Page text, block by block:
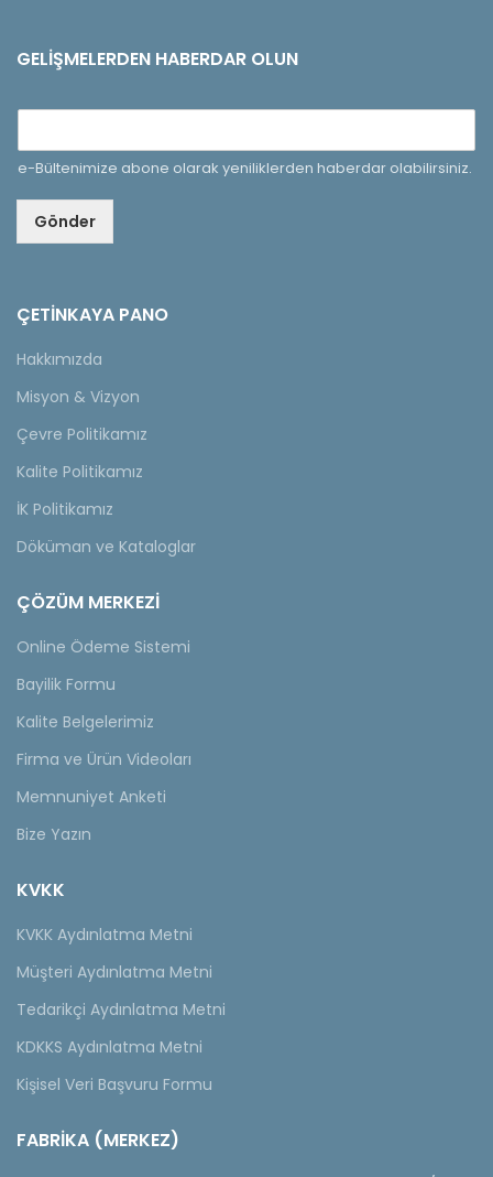
GELIŞMELERDEN HABERDAR OLUN
e-Bültenimize abone olarak yeniliklerden haberdar olabilirsiniz.
Gönder
ÇETINKAYA PANO
Hakkımızda
Misyon & Vizyon
Çevre Politikamız
Kalite Politikamız
İK Politikamız
Döküman ve Kataloglar
ÇÖZÜM MERKEZİ
Online Ödeme Sistemi
Bayilik Formu
Kalite Belgelerimiz
Firma ve Ürün Videoları
Memnuniyet Anketi
Bize Yazın
KVKK
KVKK Aydınlatma Metni
Müşteri Aydınlatma Metni
Tedarikçi Aydınlatma Metni
KDKKS Aydınlatma Metni
Kişisel Veri Başvuru Formu
FABRİKA (MERKEZ)